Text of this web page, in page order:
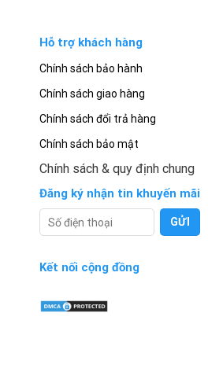
Hỗ trợ khách hàng
Chính sách bảo hành
Chính sách giao hàng
Chính sách đổi trả hàng
Chính sách bảo mật
Chính sách & quy định chung
Đăng ký nhận tin khuyến mãi
Kết nối cộng đồng